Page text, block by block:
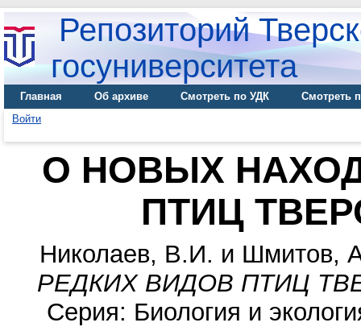
Репозиторий
госуниверситета
Главная Об архиве Смотреть по УДК
Смотреть
Войти
О НОВЫХ
ПТИЦ
Николаев, В.И. и Шмитов,
РЕДКИХ ВИДОВ ПТИЦ
Серия: Биология и